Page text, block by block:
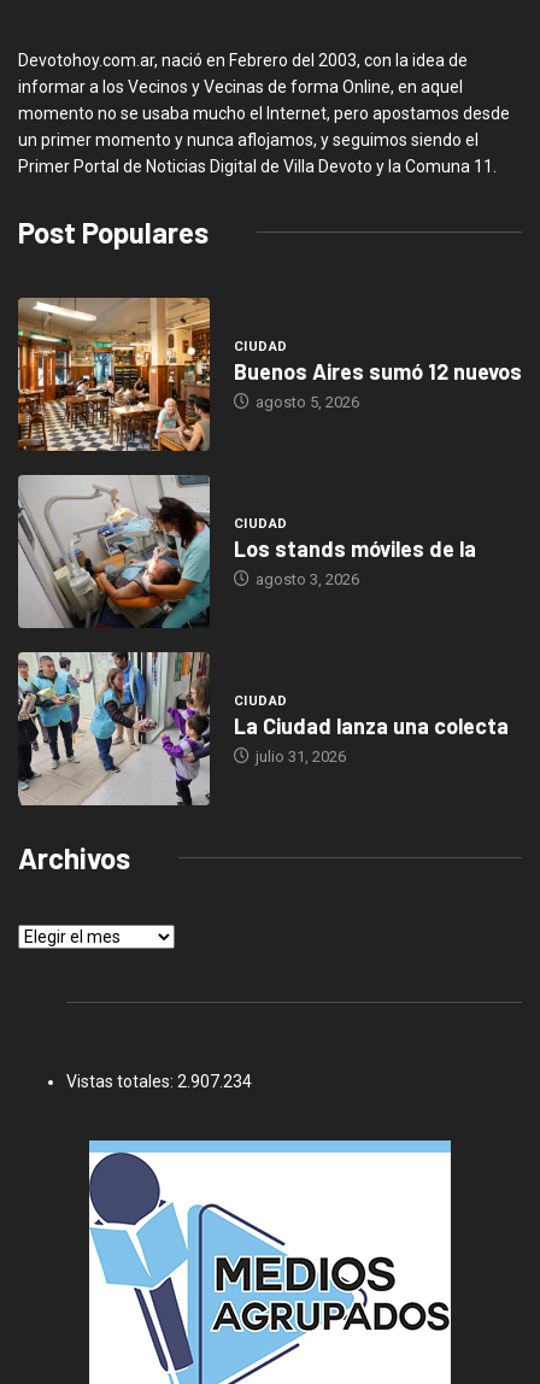
Devotohoy.com.ar, nació en Febrero del 2003, con la idea de
informar a los Vecinos y Vecinas de forma Online, en aquel
momento no se usaba mucho el Internet, pero apostamos desde
un primer momento y nunca aflojamos, y seguimos siendo el
Primer Portal de Noticias Digital de Villa Devoto y la Comuna 11.
Post Populares
CIUDAD
Buenos Aires sumó 12 nuevos
agosto 5, 2026
CIUDAD
Los stands móviles de la
agosto 3, 2026
CIUDAD
La Ciudad lanza una colecta
julio 31, 2026
Archivos
Archivos
Vistas totales: 2.907.234